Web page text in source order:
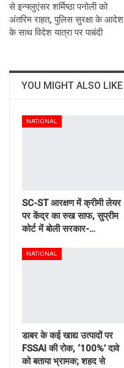
से इन्फ्लुएंसर शर्मिष्ठा पनोली को
अंतरिम राहत, पुलिस सुरक्षा के आदेश
के साथ विदेश यात्रा पर पाबंदी
YOU MIGHT ALSO LIKE
NATIONAL
SC-ST आरक्षण में क्रीमी लेयर
पर केंद्र का रुख साफ, सुप्रीम
कोर्ट में बोली सरकार-…
NATIONAL
डाबर के कई खाद्य उत्पादों पर
FSSAI की रोक, ‘100%’ दावे
को बताया भ्रामक; शहद से